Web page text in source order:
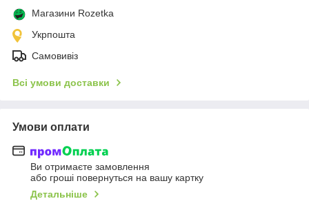
Магазини Rozetka
Укрпошта
Самовивіз
Всі умови доставки
Умови оплати
Ви отримаєте замовлення
або гроші повернуться на вашу картку
Детальніше